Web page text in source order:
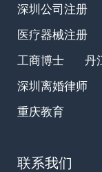
深圳公司注册
医疗器械注册
工商博士
丹
深圳离婚律师
重庆教育
联系我们